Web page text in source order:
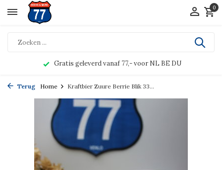
0
Gratis geleverd vanaf 77,- voor NL BE DU
Terug Home Kraftbier Zuure Berrie Blik 33...